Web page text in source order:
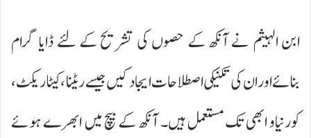
ابن الہیثم نے آنکھ کے حصوں کی تشریح کے لئے ڈایا گرام
بنائےاور ان کی تکنیکی اصطلاحات ایجاد کیں جیسے ریٹنا ، کیٹاریکٹ،
کورنیاو ابھی تک مستعمل ہیں۔ آنکھ کے بیچ میں ابھرے ہوئے